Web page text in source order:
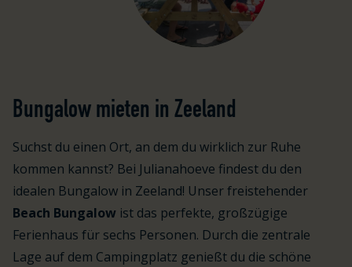
Bungalow mieten in Zeeland
Suchst du einen Ort, an dem du wirklich zur Ruhe
kommen kannst? Bei Julianahoeve findest du den
idealen Bungalow in Zeeland! Unser freistehender
Beach Bungalow ist das perfekte, großzügige
Ferienhaus für sechs Personen. Durch die zentrale
Lage auf dem Campingplatz genießt du die schöne